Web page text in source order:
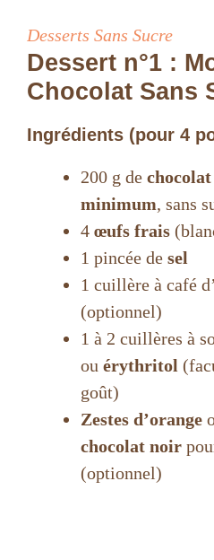
Desserts Sans Sucre
Dessert n°1 :
Chocolat Sans
Ingrédients (pour 4
200 g de
minimum, sans
4 œufs frais
1 pincée de sel
1 cuillère à café d’
(optionnel)
1 à 2 cuillères à
ou érythritol
goût)
Zestes d’orange
chocolat noir
(optionnel)